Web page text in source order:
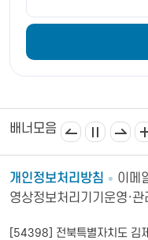
배너모음
상공회의소 김제시의회
개인정보처리방침
이메
영상정보처리기기운영·관
[54398] 전북특별자치도